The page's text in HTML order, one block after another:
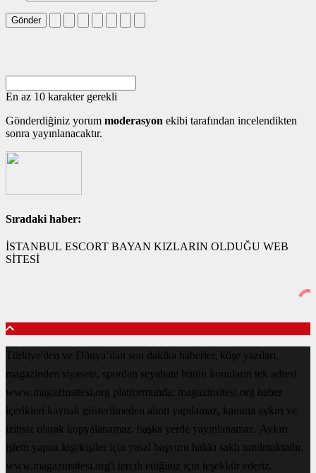
Gönder
En az 10 karakter gerekli
Gönderdiğiniz yorum moderasyon ekibi tarafından incelendikten
sonra yayınlanacaktır.
Sıradaki haber:
İSTANBUL ESCORT BAYAN KIZLARIN OLDUĞU WEB
SİTESİ
Türkiye'den ve Dünya’dan son dakika haberler, köşe yazıları,
magazinden siyasete, spordan seyahate bütün konuların tek adresi
www.magazinsitesi.org platformunda; magazinsitesi.org haber
içerikleri kaynak gösterilmeden alıntı yapılamaz, kanuna aykırı ve
izinsiz olarak kopyalanamaz, başka yerde yayınlanamaz. Aykırı
işlem yapan kişi/kişiler için yasal başvuru hakkı saklı tutulmaktadır.
www.magazinsitesi.org'i tercih ettiğiniz için teşekkür ederiz.